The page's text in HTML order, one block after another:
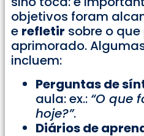
objetivos foram
e refletir sobre o
aprimorado.
incluem:
Perguntas de
aula: ex.: “O que
hoje?”.
Diários de